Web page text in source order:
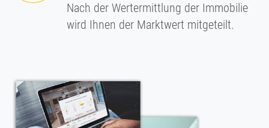
Nach der Wertermittlung der Immobilie
wird Ihnen der Marktwert mitgeteilt.